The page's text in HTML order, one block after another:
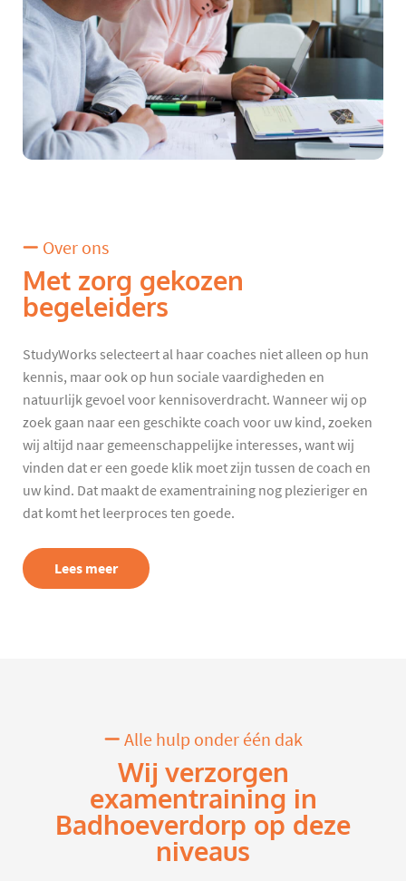
Over ons
Met zorg gekozen
begeleiders
StudyWorks selecteert al haar coaches niet alleen op hun
kennis, maar ook op hun sociale vaardigheden en
natuurlijk gevoel voor kennisoverdracht. Wanneer wij op
zoek gaan naar een geschikte coach voor uw kind, zoeken
wij altijd naar gemeenschappelijke interesses, want wij
vinden dat er een goede klik moet zijn tussen de coach en
uw kind. Dat maakt de examentraining nog plezieriger en
dat komt het leerproces ten goede.
Lees meer
Alle hulp onder één dak
Wij verzorgen
examentraining in
Badhoeverdorp op deze
niveaus